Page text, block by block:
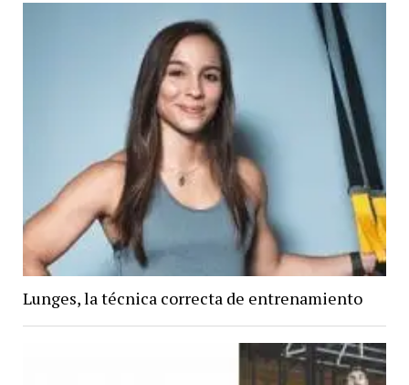
Lunges, la técnica correcta de entrenamiento